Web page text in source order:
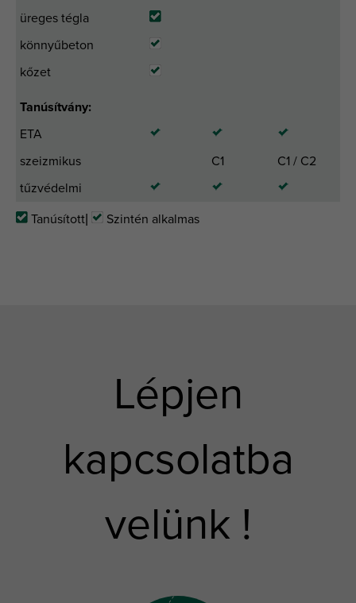
üreges tégla
könnyűbeton
kőzet
Tanúsítvány:
ETA
szeizmikus
C1
C1 / C2
tűzvédelmi
Tanúsított|
Szintén alkalmas
Lépjen
kapcsolatba
velünk !